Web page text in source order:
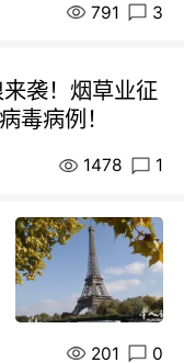
791 3
袭！烟草业征
毒病例！
1478 1
201 0